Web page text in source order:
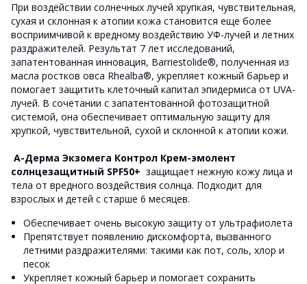
При воздействии солнечных лучей хрупкая, чувствительная,
сухая и склонная к атопии кожа становится еще более
восприимчивой к вредному воздействию УФ-лучей и летних
раздражителей. Результат 7 лет исследований,
запатентованная инновация, Barriestolide®, полученная из
масла ростков овса Rhealba®, укрепляет кожный барьер и
помогает защитить клеточный капитал эпидермиса от UVA-
лучей. В сочетании с запатентованной фотозащитной
системой, она обеспечивает оптимальную защиту для
хрупкой, чувствительной, сухой и склонной к атопии кожи.
А-Дерма Экзомега Контрол Крем-эмолент
солнцезащитный SPF50+ защищает нежную кожу лица и
тела от вредного воздействия солнца. Подходит для
взрослых и детей с старше 6 месяцев.
Обеспечивает очень высокую защиту от ультрафиолета
Препятствует появлению дискомфорта, вызванного
летними раздражителями: такими как пот, соль, хлор и
песок
Укрепляет кожный барьер и помогает сохранить